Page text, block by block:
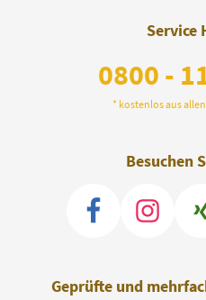
Service
0800 -
* kostenlos aus
Besuchen
Geprüfte und